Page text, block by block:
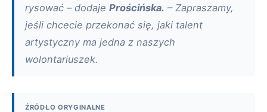
rysować – dodaje Prościńska. – Zapraszamy,
jeśli chcecie przekonać się, jaki talent
artystyczny ma jedna z naszych
wolontariuszek.
ŹRÓDŁO ORYGINALNE